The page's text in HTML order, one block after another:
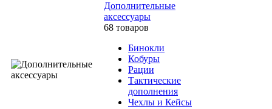
Дополнительные
аксессуары
68 товаров
Бинокли
Кобуры
Рации
Тактические
дополнения
Чехлы и Кейсы